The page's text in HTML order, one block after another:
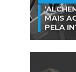
MAIS
PELA